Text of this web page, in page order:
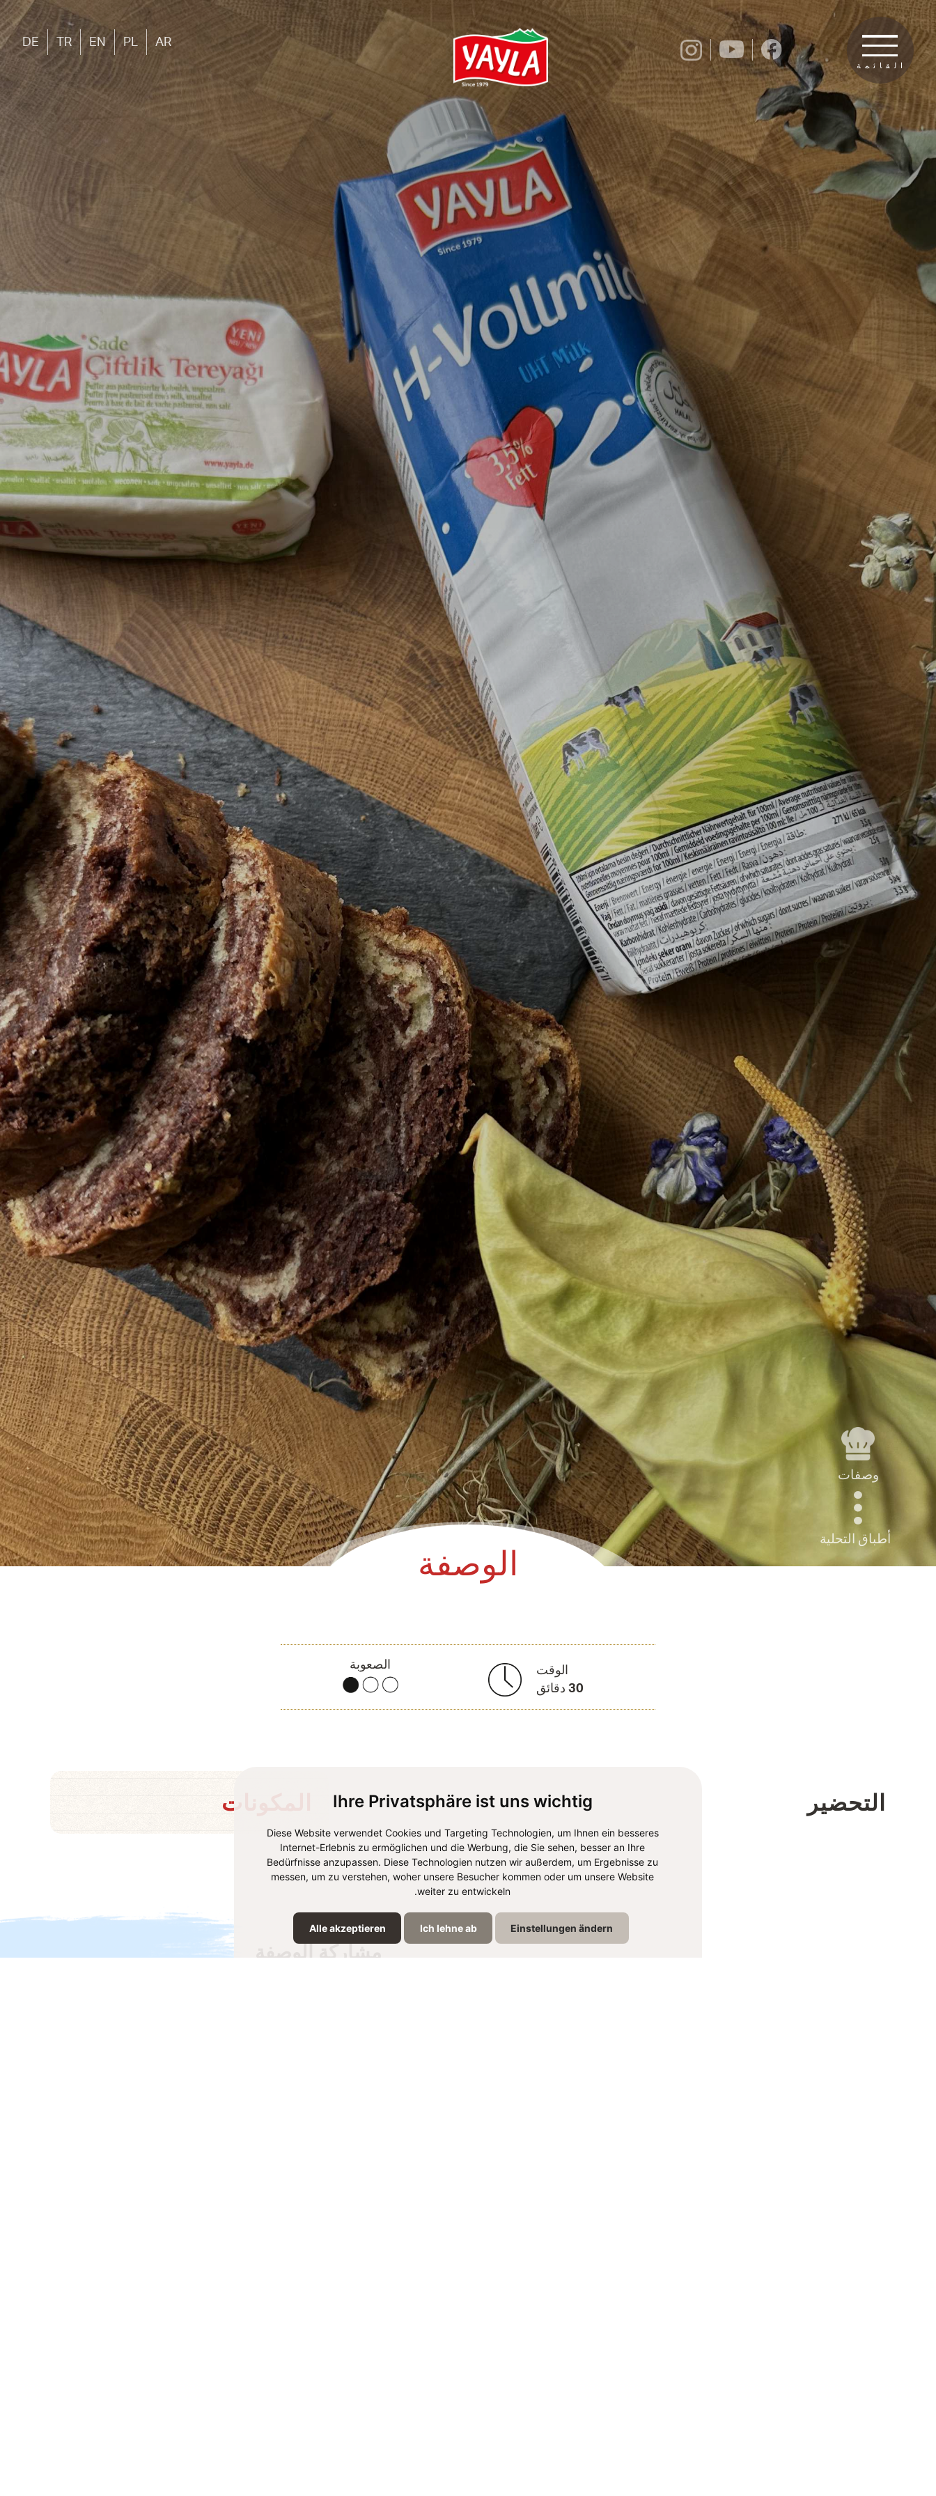
Ihre Privatsphäre ist uns wichtig
Diese Website verwendet Cookies und Targeting Technologien, um Ihnen ein besseres
Internet-Erlebnis zu ermöglichen und die Werbung, die Sie sehen, besser an Ihre
Bedürfnisse anzupassen. Diese Technologien nutzen wir außerdem, um Ergebnisse zu
messen, um zu verstehen, woher unsere Besucher kommen oder um unsere Website
weiter zu entwickeln.
Alle akzeptieren Ich lehne ab Einstellungen ändern
DE TR EN PL AR
القائمة
وصفات
أطباق التحلية
الوصفة
الصعوبة
الوقت
30 دقائق
المكونات التحضير
مشاركة الوصفة